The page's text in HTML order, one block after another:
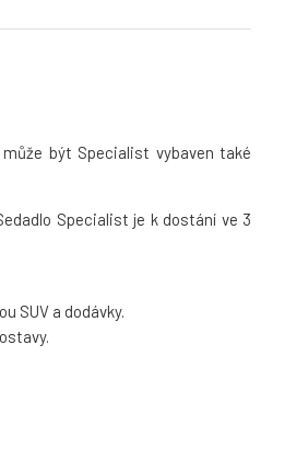
být Specialist vybaven také
Specialist je k dostání ve 3
SUV a dodávky.